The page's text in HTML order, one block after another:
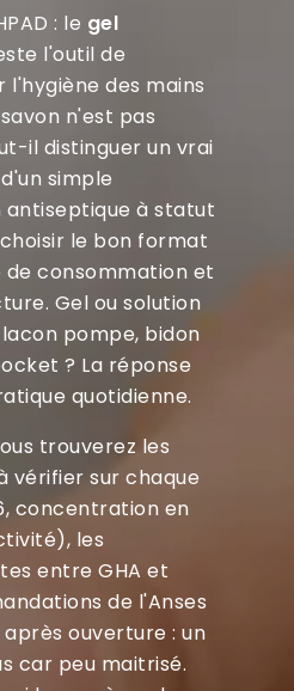
: le gel
l'outil de
des mains
n'est pas
il distinguer un vrai
simple
antiseptique à statut
le bon format
consommation et
Gel ou solution
pompe, bidon
? La réponse
quotidienne.
trouverez les
vérifier sur chaque
concentration en
les
entre GHA et
de l'Anses
ouverture : un
car peu maitrisé.